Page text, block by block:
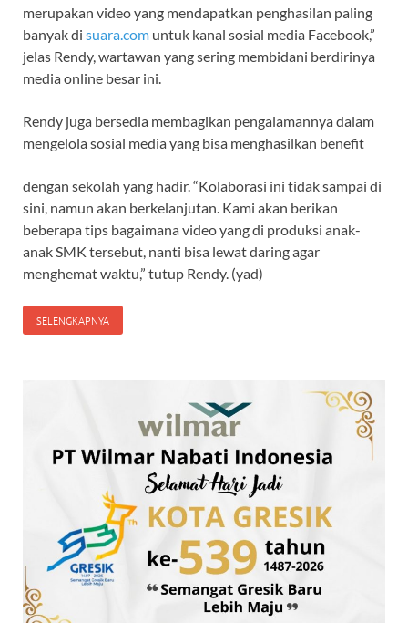
merupakan video yang mendapatkan penghasilan paling
banyak di suara.com untuk kanal sosial media Facebook,”
jelas Rendy, wartawan yang sering membidani berdirinya
media online besar ini.
Rendy juga bersedia membagikan pengalamannya dalam
mengelola sosial media yang bisa menghasilkan benefit
dengan sekolah yang hadir. “Kolaborasi ini tidak sampai di
sini, namun akan berkelanjutan. Kami akan berikan
beberapa tips bagaimana video yang di produksi anak-
anak SMK tersebut, nanti bisa lewat daring agar
menghemat waktu,” tutup Rendy. (yad)
SELENGKAPNYA